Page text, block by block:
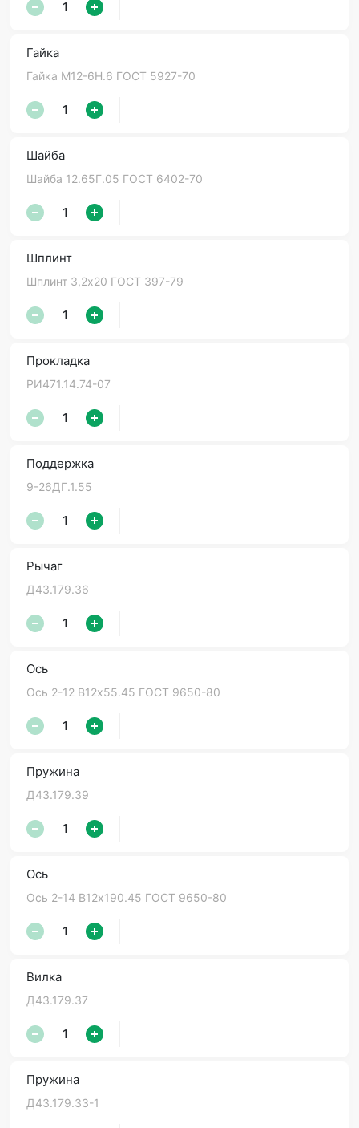
Гайка
Гайка М12-6Н.6 ГОСТ 5927-70
Шайба
Шайба 12.65Г.05 ГОСТ 6402-70
Шплинт
Шплинт 3,2х20 ГОСТ 397-79
Прокладка
РИ471.14.74-07
Поддержка
9-26ДГ.1.55
Рычаг
Д43.179.36
Ось
Ось 2-12 В12х55.45 ГОСТ 9650-80
Пружина
Д43.179.39
Ось
Ось 2-14 В12х190.45 ГОСТ 9650-80
Вилка
Д43.179.37
Пружина
Д43.179.33-1